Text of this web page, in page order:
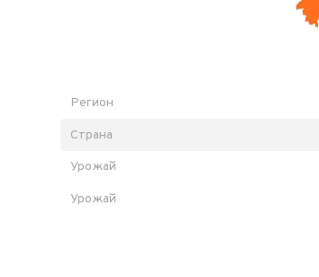
Регион
Страна
Урожай
Урожай